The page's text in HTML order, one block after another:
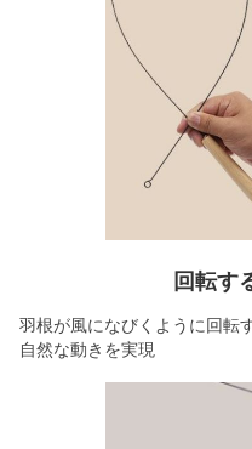
回転す
羽根が風になびくように回転
自然な動きを実現